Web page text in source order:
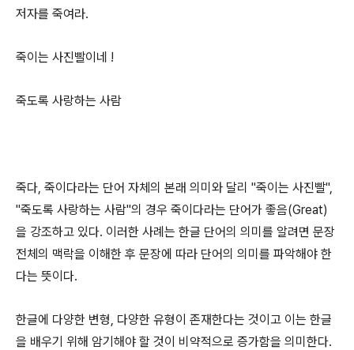
저자를 죽여라.
죽이는 사진빨이네 !
죽도록 사랑하는 사람
죽다, 죽이다라는 단어 자체의 본래 의미와 달리 "죽이는 사진빨",
"죽도록 사랑하는 사람"의 경우 죽이다라는 단어가 좋음(Great)
을 강조하고 있다. 이러한 사례는 한글 단어의 의미를 알려면 문장
전체의 맥락을 이해한 후 문장에 따라 단어의 의미를 파악해야 한
다는 뜻이다.
한글에 다양한 변형, 다양한 유형이 존재한다는 것이고 이는 한글
을 배우기 위해 암기해야 할 것이 비약적으로 증가함을 의미한다.